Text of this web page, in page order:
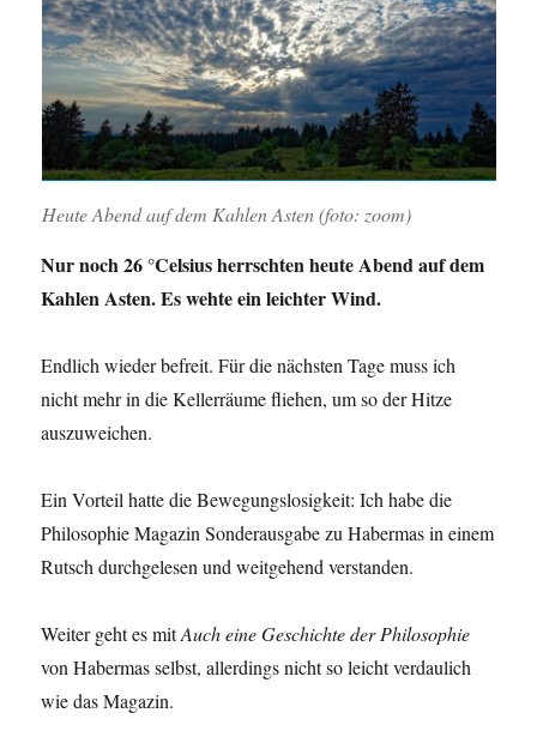
Heute Abend auf dem Kahlen Asten (foto: zoom)
Nur noch 26 °Celsius herrschten heute Abend auf dem
Kahlen Asten. Es wehte ein leichter Wind.
Endlich wieder befreit. Für die nächsten Tage muss ich
nicht mehr in die Kellerräume fliehen, um so der Hitze
auszuweichen.
Ein Vorteil hatte die Bewegungslosigkeit: Ich habe die
Philosophie Magazin Sonderausgabe zu Habermas in einem
Rutsch durchgelesen und weitgehend verstanden.
Weiter geht es mitAuch eine Geschichte der Philosophie
von Habermas selbst, allerdings nicht so leicht verdaulich
wie das Magazin.